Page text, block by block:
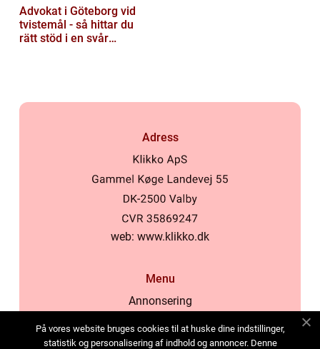
Advokat i Göteborg vid
tvistemål - så hittar du
rätt stöd i en svår
Adress
web: www.klikko.dk
Menu
Annonsering
Cookies
På vores website bruges cookies til at huske dine indstillinger,
statistik og personalisering af indhold og annoncer. Denne